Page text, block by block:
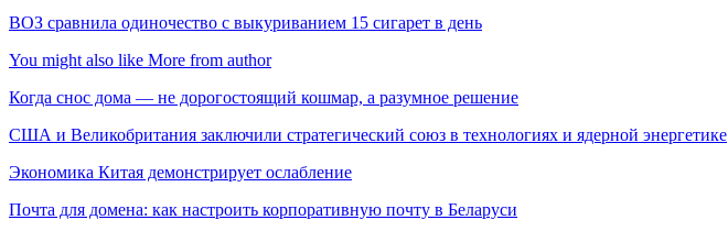
ВОЗ сравнила одиночество с выкуриванием 15 сигарет в день
You might also like More from author
Когда снос дома — не дорогостоящий кошмар, а разумное решение
США и Великобритания заключили стратегический союз в технологиях и ядерной энергетике
Экономика Китая демонстрирует ослабление
Почта для домена: как настроить корпоративную почту в Беларуси